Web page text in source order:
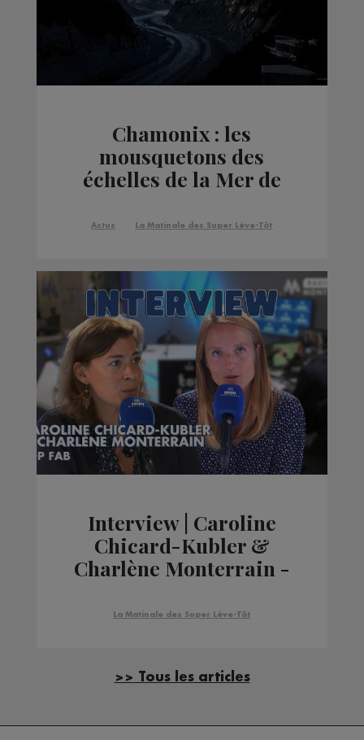
Chamonix : les
mousquetons des
échelles de la Mer de
Actus La Matinale des Super Lève-Tôt
Interview | Caroline
Chicard-Kubler &
Charlène Monterrain -
La Matinale des Super Lève-Tôt
>> Tous les articles